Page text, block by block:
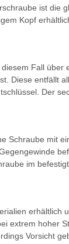
ist die
Kopf
Fall
Diese entfällt
Der
Schraube mit
im
erhältlich
extrem hoher
Vorsicht